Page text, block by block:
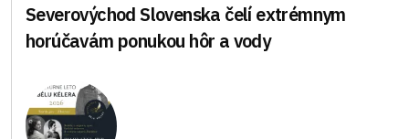
Severovýchod Slovenska čelí extrémnym
horúčavám ponukou hôr a vody